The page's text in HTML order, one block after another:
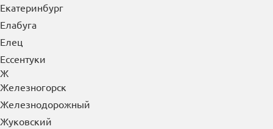
Екатеринбург
Елабуга
Елец
Ессентуки
Ж
Железногорск
Железнодорожный
Жуковский